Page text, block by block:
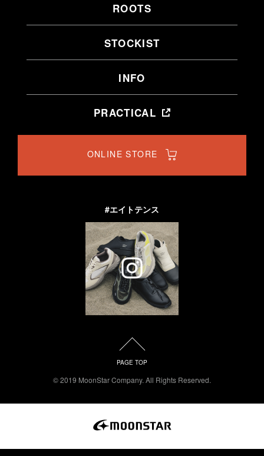
ROOTS
STOCKIST
INFO
PRACTICAL
ONLINE STORE
#エイトテンス
© 2019 MoonStar Company. All Rights Reserved.
PAGE TOP